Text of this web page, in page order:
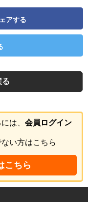
アする
る
は、 会員ログイン
い方はこちら
こちら